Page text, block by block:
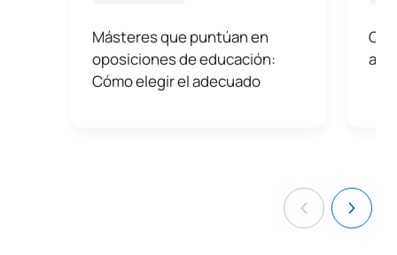
Másteres que puntúan en
oposiciones de educación:
Cómo elegir el adecuado